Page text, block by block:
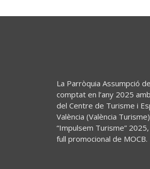
La Parròquia Assumpció
comptat en l’any 2025
del Centre de Turisme i
València (València
“Impulsem Turisme”
full promocional de MOCB.